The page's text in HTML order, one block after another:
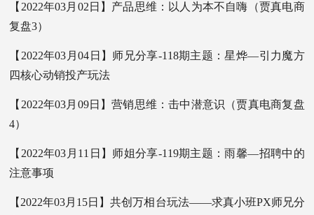
【2022年03月02日】产品思维：以人为本不自嗨（贾真电商
复盘3）
【2022年03月04日】师兄分享-118期主题：星烨—引力魔方
四核心动销投产玩法
【2022年03月09日】营销思维：击中潜意识（贾真电商复盘
4）
【2022年03月11日】师姐分享-119期主题：雨馨—招聘中的
注意事项
【2022年03月15日】共创万相台玩法——求真小班PX师兄分